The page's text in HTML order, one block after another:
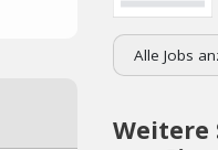
Alle Jobs
Weitere